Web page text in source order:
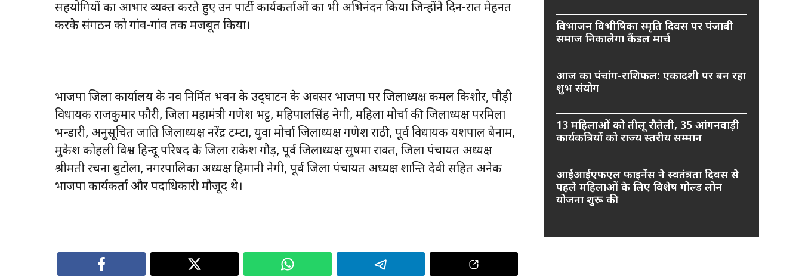
सहयोगियों का आभार व्यक्त करते हुए उन पार्टी कार्यकर्ताओं का भी अभिनंदन किया जिन्होंने दिन-रात मेहनत
करके संगठन को गांव-गांव तक मजबूत किया।
भाजपा जिला कार्यालय के नव निर्मित भवन के उद्‌घाटन के अवसर भाजपा पर जिलाध्यक्ष कमल किशोर, पौड़ी
विधायक राजकुमार फौरी, जिला महामंत्री गणेश भट्ट, महिपालसिंह नेगी, महिला मोर्चा की जिलाध्यक्ष परमिला
भन्डारी, अनुसूचित जाति जिलाध्यक्ष नरेंद्र टम्टा, युवा मोर्चा जिलाध्यक्ष गणेश राठी, पूर्व विधायक यशपाल बेनाम,
मुकेश कोहली विश्व हिन्दू परिषद के जिला राकेश गौड़, पूर्व जिलाध्यक्ष सुषमा रावत, जिला पंचायत अध्यक्ष
श्रीमती रचना बुटोला, नगरपालिका अध्यक्ष हिमानी नेगी, पूर्व जिला पंचायत अध्यक्ष शान्ति देवी सहित अनेक
भाजपा कार्यकर्ता और पदाधिकारी मौजूद थे।
विभाजन विभीषिका स्मृति दिवस पर पंजाबी
समाज निकालेगा कैंडल मार्च
आज का पंचांग-राशिफल: एकादशी पर बन रहा
शुभ संयोग
13 महिलाओं को तीलू रौतेली, 35 आंगनवाड़ी
कार्यकत्रियों को राज्य स्तरीय सम्मान
आईआईएफएल फाइनेंस ने स्वतंत्रता दिवस से
पहले महिलाओं के लिए विशेष गोल्ड लोन
योजना शुरू की